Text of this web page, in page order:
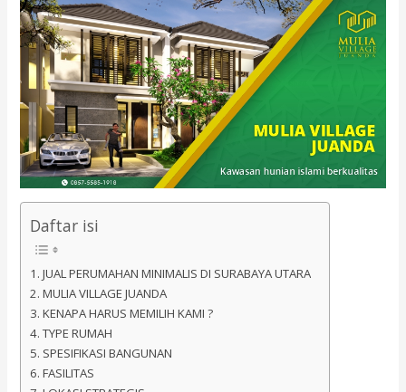
Daftar isi
JUAL PERUMAHAN MINIMALIS DI SURABAYA UTARA
MULIA VILLAGE JUANDA
KENAPA HARUS MEMILIH KAMI ?
TYPE RUMAH
SPESIFIKASI BANGUNAN
FASILITAS